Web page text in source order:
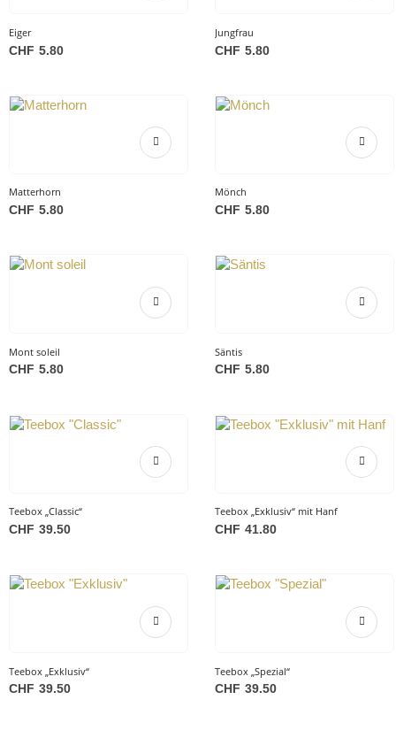
Eiger
CHF 5.80
Jungfrau
CHF 5.80
Matterhorn
CHF 5.80
Mönch
CHF 5.80
Mont soleil
CHF 5.80
Säntis
CHF 5.80
Teebox „Classic“
CHF 39.50
Teebox „Exklusiv“ mit Hanf
CHF 41.80
Teebox „Exklusiv“
CHF 39.50
Teebox „Spezial“
CHF 39.50